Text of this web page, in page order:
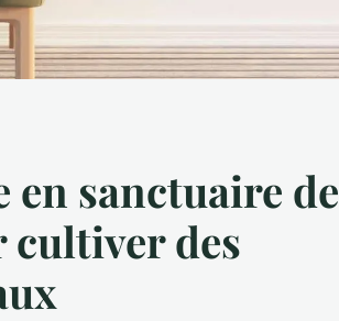
en sanctuaire de
cultiver des